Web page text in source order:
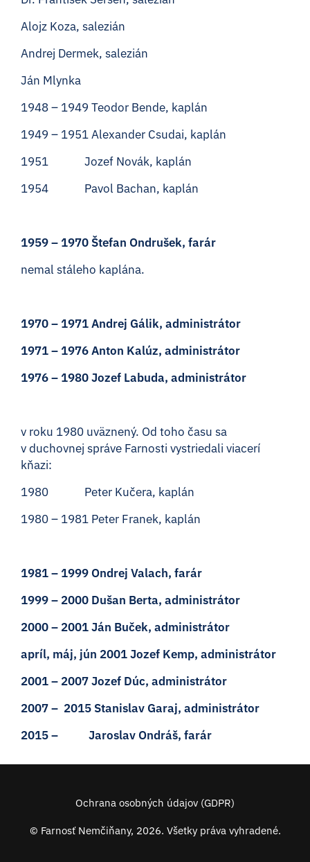
Alojz Koza, salezián
Andrej Dermek, salezián
Ján Mlynka
1948 – 1949 Teodor Bende, kaplán
1949 – 1951 Alexander Csudai, kaplán
1951 Jozef Novák, kaplán
1954 Pavol Bachan, kaplán
1959 – 1970 Štefan Ondrušek, farár
nemal stáleho kaplána.
1970 – 1971 Andrej Gálik, administrátor
1971 – 1976 Anton Kalúz, administrátor
1976 – 1980 Jozef Labuda, administrátor
v roku 1980 uväznený. Od toho času sa
v duchovnej správe Farnosti vystriedali viacerí
kňazi:
1980 Peter Kučera, kaplán
1980 – 1981 Peter Franek, kaplán
1981 – 1999 Ondrej Valach, farár
1999 – 2000 Dušan Berta, administrátor
2000 – 2001 Ján Buček, administrátor
apríl, máj, jún 2001 Jozef Kemp, administrátor
2001 – 2007 Jozef Dúc, administrátor
2007 – 2015 Stanislav Garaj, administrátor
2015 – Jaroslav Ondráš, farár
© Farnosť Nemčiňany, 2026. Všetky práva vyhradené.
Ochrana osobných údajov (GDPR)